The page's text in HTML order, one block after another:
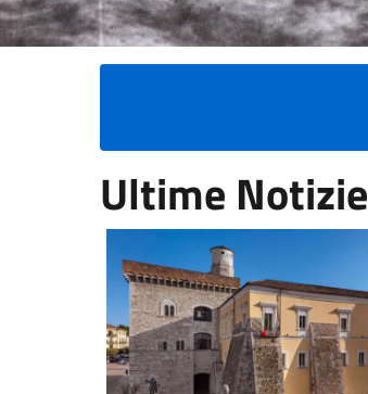
Ultime Notizie